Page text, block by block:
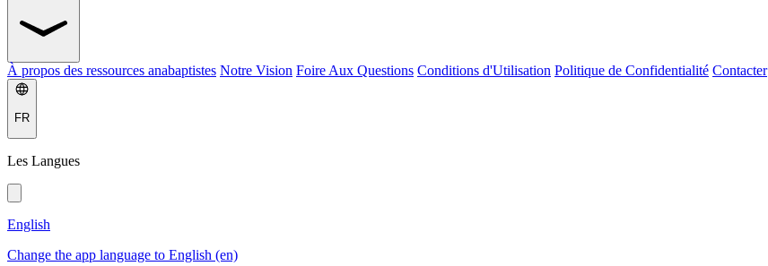
À propos des ressources anabaptistes Notre Vision Foire Aux Questions Conditions d'Utilisation Politique de Confidentialité Contacter
FR
Les Langues
English
Change the app language to English (en)